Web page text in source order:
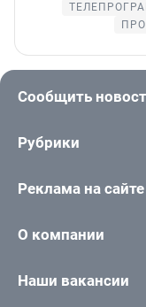
Сообщить
Рубрики
Реклама на сайте
О компании
Наши вакансии